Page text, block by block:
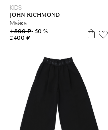
KIDS
JOHN RICHMOND
Майка
4 800 ₽- 50 %
2 400 ₽